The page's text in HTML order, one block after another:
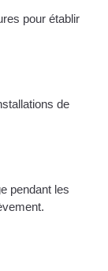
pour établir
de
pendant les